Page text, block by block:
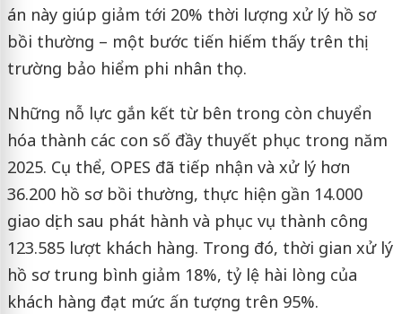
án này giúp giảm tới 20% thời lượng xử lý hồ sơ
bồi thường – một bước tiến hiếm thấy trên thị
trường bảo hiểm phi nhân thọ.
Những nỗ lực gắn kết từ bên trong còn chuyển
hóa thành các con số đầy thuyết phục trong năm
2025. Cụ thể, OPES đã tiếp nhận và xử lý hơn
36.200 hồ sơ bồi thường, thực hiện gần 14.000
giao dịch sau phát hành và phục vụ thành công
123.585 lượt khách hàng. Trong đó, thời gian xử lý
hồ sơ trung bình giảm 18%, tỷ lệ hài lòng của
khách hàng đạt mức ấn tượng trên 95%.